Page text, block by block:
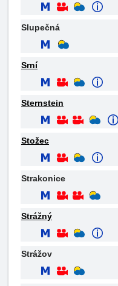
Slupečná
Srní
Sternstein
Stožec
Strakonice
Strážný
Strážov